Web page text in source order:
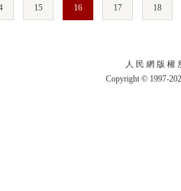
15 16 17 18
人 民 網 版 權
Copyright © 1997-